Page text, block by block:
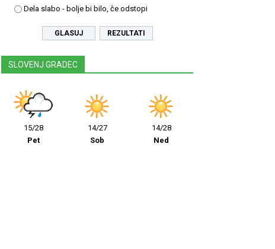
Dela slabo - bolje bi bilo, če odstopi
REZULTATI
SLOVENJ GRADEC
15/28
Pet
14/27
Sob
14/28
Ned